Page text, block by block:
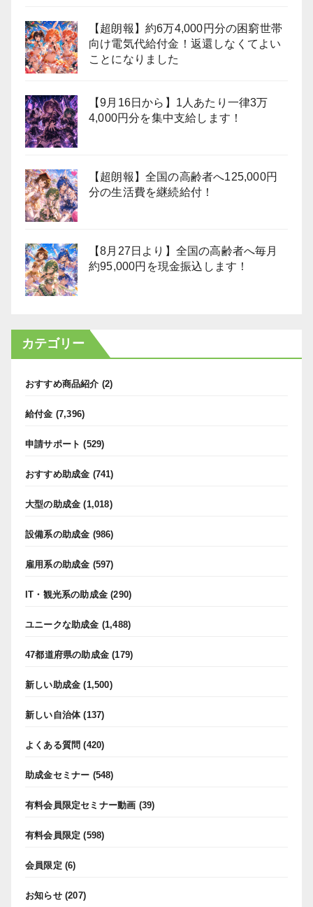
【超朗報】約6万4,000円分の困窮世帯
向け電気代給付金！返還しなくてよい
ことになりました
【9月16日から】1人あたり一律3万
4,000円分を集中支給します！
【超朗報】全国の高齢者へ125,000円
分の生活費を継続給付！
【8月27日より】全国の高齢者へ毎月
約95,000円を現金振込します！
カテゴリー
おすすめ商品紹介 (2)
給付金 (7,396)
申請サポート (529)
おすすめ助成金 (741)
大型の助成金 (1,018)
設備系の助成金 (986)
雇用系の助成金 (597)
IT・観光系の助成金 (290)
ユニークな助成金 (1,488)
47都道府県の助成金 (179)
新しい助成金 (1,500)
新しい自治体(137)
よくある質問 (420)
助成金セミナー (548)
有料会員限定セミナー動画 (39)
有料会員限定 (598)
会員限定 (6)
お知らせ(207)